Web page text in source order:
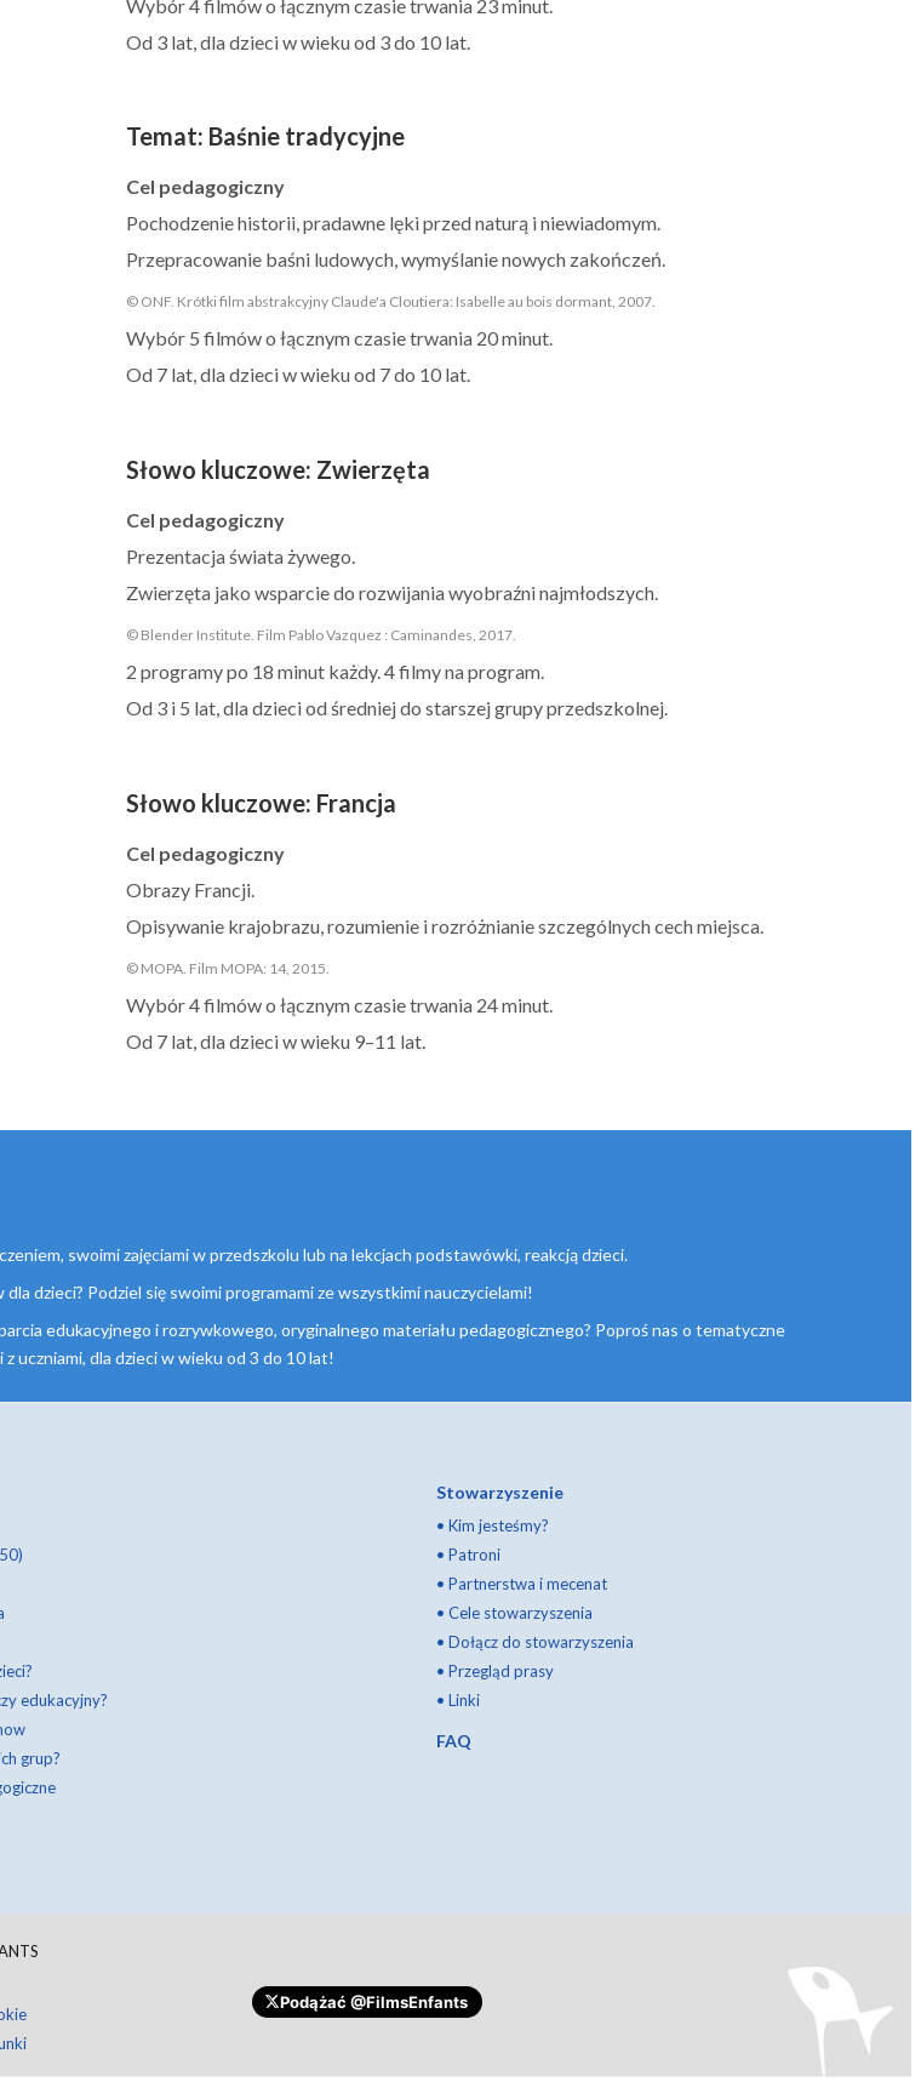
Wybór 4 filmów o łącznym czasie trwania 23 minut.
Od 3 lat, dla dzieci w wieku od 3 do 10 lat.
Temat: Baśnie tradycyjne
Cel pedagogiczny
Pochodzenie historii, pradawne lęki przed naturą i niewiadomym.
Przepracowanie baśni ludowych, wymyślanie nowych zakończeń.
© ONF. Krótki film abstrakcyjny Claude'a Cloutiera: Isabelle au bois dormant, 2007.
Wybór 5 filmów o łącznym czasie trwania 20 minut.
Od 7 lat, dla dzieci w wieku od 7 do 10 lat.
Słowo kluczowe: Zwierzęta
Cel pedagogiczny
Prezentacja świata żywego.
Zwierzęta jako wsparcie do rozwijania wyobraźni najmłodszych.
© Blender Institute. Film Pablo Vazquez : Caminandes, 2017.
2 programy po 18 minut każdy. 4 filmy na program.
Od 3 i 5 lat, dla dzieci od średniej do starszej grupy przedszkolnej.
Słowo kluczowe: Francja
Cel pedagogiczny
Obrazy Francji.
Opisywanie krajobrazu, rozumienie i rozróżnianie szczególnych cech miejsca.
© MOPA. Film MOPA: 14, 2015.
Wybór 4 filmów o łącznym czasie trwania 24 minut.
Od 7 lat, dla dzieci w wieku 9–11 lat.
swoimi zajęciami w przedszkolu lub na lekcjach podstawówki, reakcją dzieci.
dzieci? Podziel się swoimi programami ze wszystkimi nauczycielami!
edukacyjnego i rozrywkowego, oryginalnego materiału pedagogicznego? Poproś nas o tematyczne
uczniami, dla dzieci w wieku od 3 do 10 lat!
edukacyjny?
grup?
Stowarzyszenie
• Kim jesteśmy?
• Patroni
• Partnerstwa i mecenat
• Cele stowarzyszenia
• Dołącz do stowarzyszenia
• Przegląd prasy
• Linki
FAQ
Podążać @FilmsEnfants